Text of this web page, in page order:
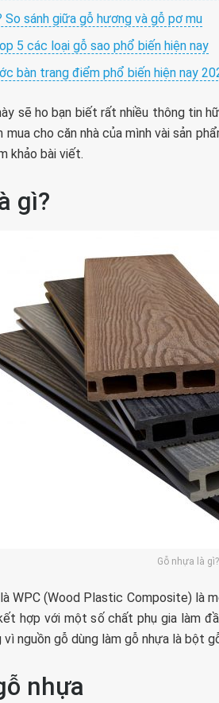
So sánh giữa gỗ hương và gỗ pơ mu
5 các loại gỗ sao phổ biến hiện nay
bàn trang điểm phổ biến hiện nay
sẽ ho bạn biết rất nhiều thông tin
mua cho căn nhà của mình vài sản
khảo bài viết.
gì?
Gỗ nhựa là gì?
WPC (Wood Plastic Composite) là
hợp với một số chất phụ gia làm
nguồn gỗ dùng làm gỗ nhựa là bột
nhựa